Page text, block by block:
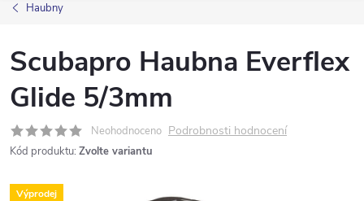
Haubny
Scubapro Haubna Everflex
Glide 5/3mm
Neohodnoceno Podrobnosti hodnocení
Kód produktu: Zvolte variantu
Výprodej